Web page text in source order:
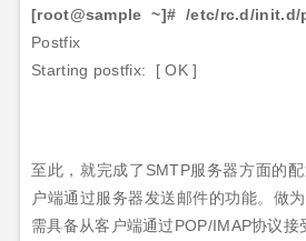
[root@sample ~]# /etc/rc.d/
Postfix
Starting postfix:
[ OK ]
至此，就完成了 SMTP服务器方面的
户端通过服务器发送邮件的功能。做
需具备从客户端通过POP/IMAP协议接